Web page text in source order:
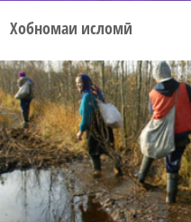
Хобномаи исломӣ